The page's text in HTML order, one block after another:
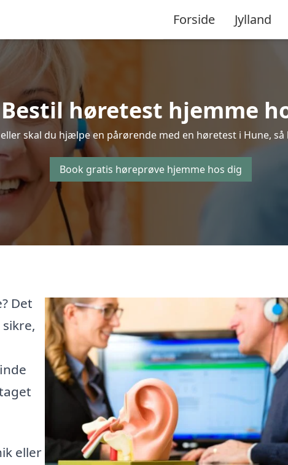
Forside Jylland
høretest hjemme
skal du hjælpe en pårørende med en høretest i Hune,
Book gratis høreprøve hjemme hos dig
Det
eller